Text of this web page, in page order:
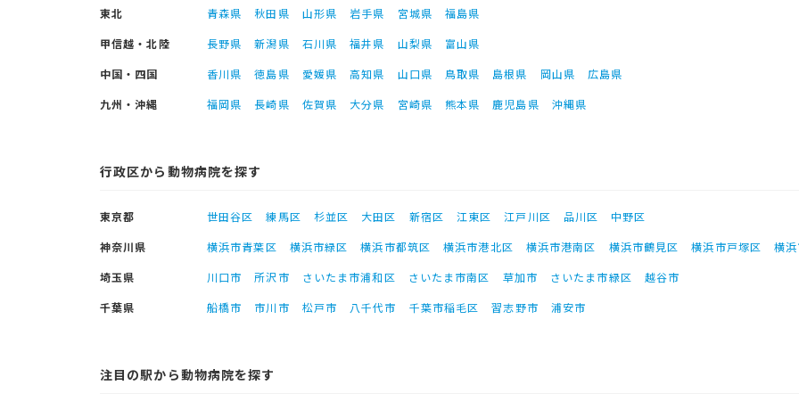
東北
青森県 秋田県 山形県 岩手県 宮城県
福島県
甲信越・北陸
長野県 新潟県 石川県 福井県 山梨県
富山県
中国・四国
香川県 徳島県 愛媛県 高知県 山口県 鳥取県 島根県 岡山県
広島県
九州・沖縄
福岡県 長崎県 佐賀県 大分県 宮崎県 熊本県 鹿児島県 沖縄県
行政区から動物病院を探す
東京都 世田谷区 練馬区 杉並区 大田区 新宿区 江東区 江戸川区 品川区
中野区
神奈川県
横浜市青葉区 横浜市緑区 横浜市都筑区 横浜市港北区 横浜市港南区 横浜市鶴見区 横浜市戸塚区
横
埼玉県
川口市 所沢市 さいたま市浦和区 さいたま市南区 草加市 さいたま市緑区
越谷市
千葉県
船橋市 市川市 松戸市 八千代市 千葉市稲毛区 習志野市 浦安市
注目の駅から動物病院を探す